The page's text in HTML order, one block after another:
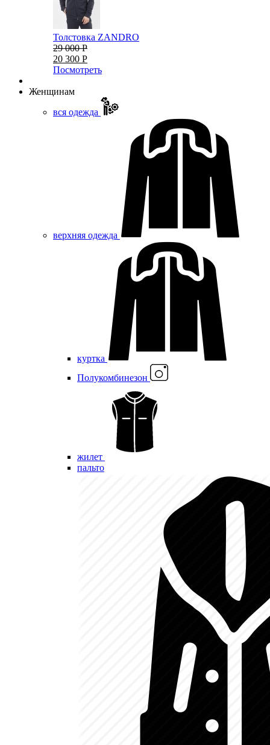
Толстовка ZANDRO
29 000 Р
20 300 Р
Посмотреть
Женщинам
вся одежда
верхняя одежда
куртка
Полукомбинезон
жилет
пальто